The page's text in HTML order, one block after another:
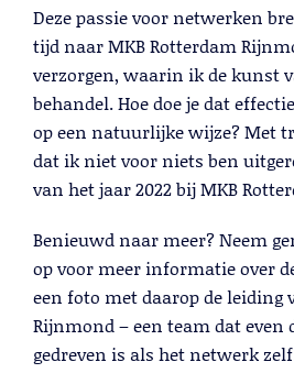
Deze passie voor netwerken
tijd naar MKB Rotterdam
verzorgen, waarin ik de kunst
behandel. Hoe doe je dat
op een natuurlijke wijze? Met
dat ik niet voor niets ben
van het jaar 2022 bij MKB
Benieuwd naar meer? Neem
op voor meer informatie over
een foto met daarop de leiding
Rijnmond – een team dat even
gedreven is als het netwerk
Lees